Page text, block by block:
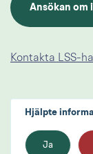
Ansökan om
pdf, 168.7 kB.
Kontakta LSS-
Hjälpte
Ja